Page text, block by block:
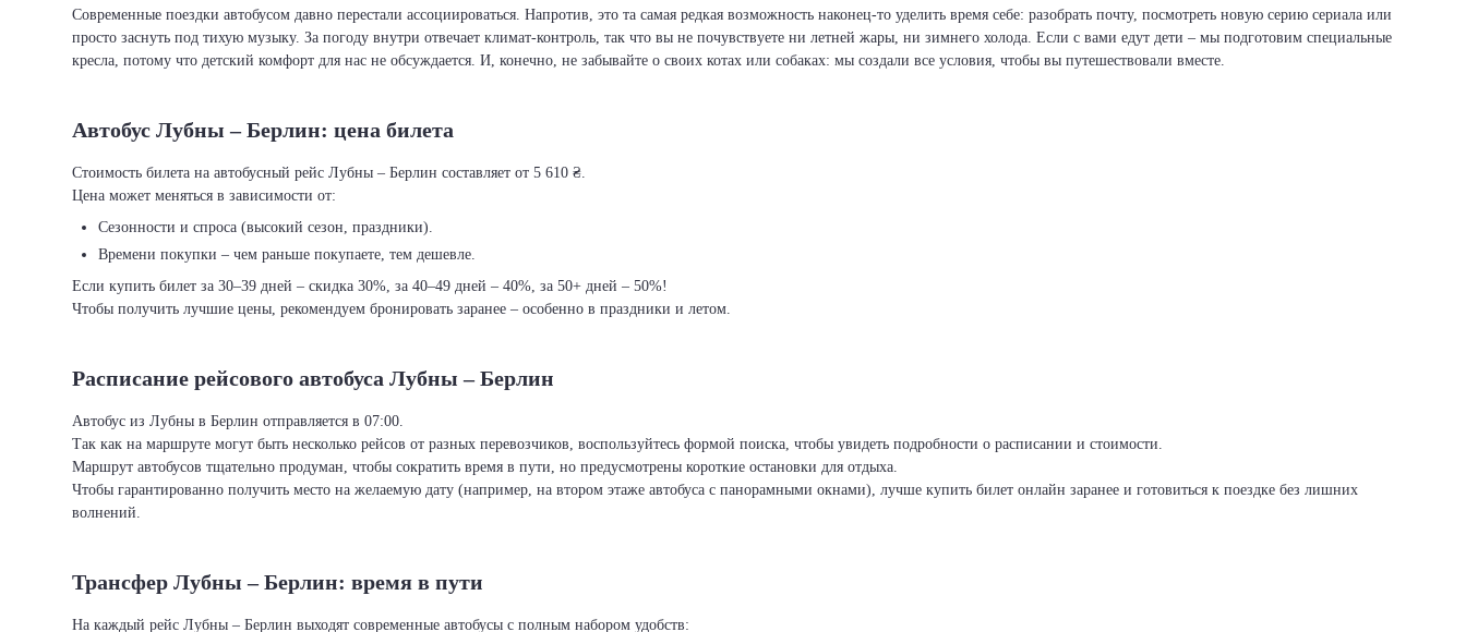
Современные поездки автобусом давно перестали ассоциироваться. Напротив, это та самая редкая возможность наконец-то уделить время себе: разобрать почту, посмотреть новую серию сериала или
просто заснуть под тихую музыку. За погоду внутри отвечает климат-контроль, так что вы не почувствуете ни летней жары, ни зимнего холода. Если с вами едут дети – мы подготовим специальные
кресла, потому что детский комфорт для нас не обсуждается. И, конечно, не забывайте о своих котах или собаках: мы создали все условия, чтобы вы путешествовали вместе.
Автобус Лубны – Берлин: цена билета
Стоимость билета на автобусный рейс Лубны – Берлин составляет от 5 610 ₴.
Цена может меняться в зависимости от:
Сезонности и спроса (высокий сезон, праздники).
Времени покупки – чем раньше покупаете, тем дешевле.
Если купить билет за 30–39 дней – скидка 30%, за 40–49 дней – 40%, за 50+ дней – 50%!
Чтобы получить лучшие цены, рекомендуем бронировать заранее – особенно в праздники и летом.
Расписание рейсового автобуса Лубны – Берлин
Автобус из Лубны в Берлин отправляется в 07:00.
Так как на маршруте могут быть несколько рейсов от разных перевозчиков, воспользуйтесь формой поиска, чтобы увидеть подробности о расписании и стоимости.
Маршрут автобусов тщательно продуман, чтобы сократить время в пути, но предусмотрены короткие остановки для отдыха.
Чтобы гарантированно получить место на желаемую дату (например, на втором этаже автобуса с панорамными окнами), лучше купить билет онлайн заранее и готовиться к поездке без лишних
волнений.
Трансфер Лубны – Берлин: время в пути
На каждый рейс Лубны – Берлин выходят современные автобусы с полным набором удобств: